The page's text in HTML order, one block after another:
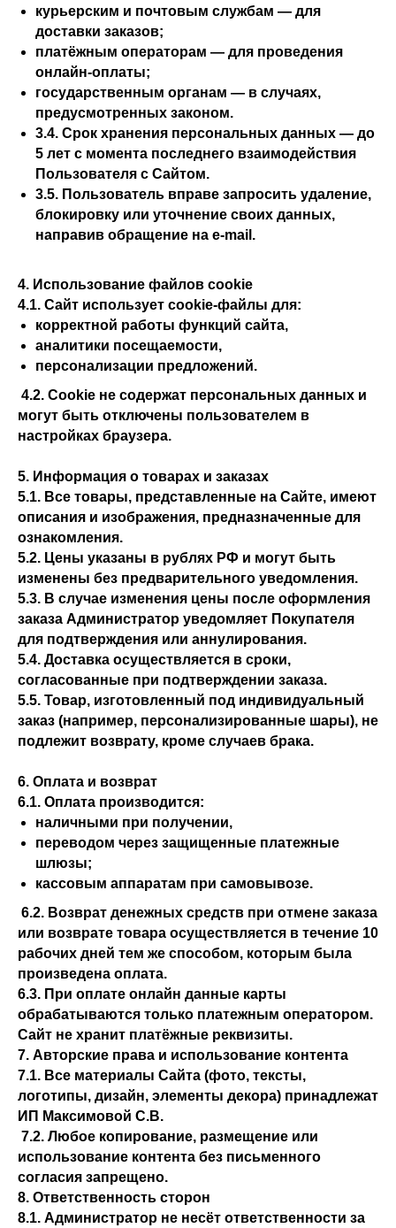
курьерским и почтовым службам — для
доставки заказов;
платёжным операторам — для проведения
онлайн-оплаты;
государственным органам — в случаях,
предусмотренных законом.
3.4. Срок хранения персональных данных — до
5 лет с момента последнего взаимодействия
Пользователя с Сайтом.
3.5. Пользователь вправе запросить удаление,
блокировку или уточнение своих данных,
направив обращение на e-mail.
4. Использование файлов cookie
4.1. Сайт использует cookie-файлы для:
корректной работы функций сайта,
аналитики посещаемости,
персонализации предложений.
4.2. Cookie не содержат персональных данных и
могут быть отключены пользователем в
настройках браузера.
5. Информация о товарах и заказах
5.1. Все товары, представленные на Сайте, имеют
описания и изображения, предназначенные для
ознакомления.
5.2. Цены указаны в рублях РФ и могут быть
изменены без предварительного уведомления.
5.3. В случае изменения цены после оформления
заказа Администратор уведомляет Покупателя
для подтверждения или аннулирования.
5.4. Доставка осуществляется в сроки,
согласованные при подтверждении заказа.
5.5. Товар, изготовленный под индивидуальный
заказ (например, персонализированные шары), не
подлежит возврату, кроме случаев брака.
6. Оплата и возврат
6.1. Оплата производится:
наличными при получении,
переводом через защищенные платежные
шлюзы;
кассовым аппаратам при самовывозе.
6.2. Возврат денежных средств при отмене заказа
или возврате товара осуществляется в течение 10
рабочих дней тем же способом, которым была
произведена оплата.
6.3. При оплате онлайн данные карты
обрабатываются только платежным оператором.
Сайт не хранит платёжные реквизиты.
7. Авторские права и использование контента
7.1. Все материалы Сайта (фото, тексты,
логотипы, дизайн, элементы декора) принадлежат
ИП Максимовой С.В.
7.2. Любое копирование, размещение или
использование контента без письменного
согласия запрещено.
8. Ответственность сторон
8.1. Администратор не несёт ответственности за